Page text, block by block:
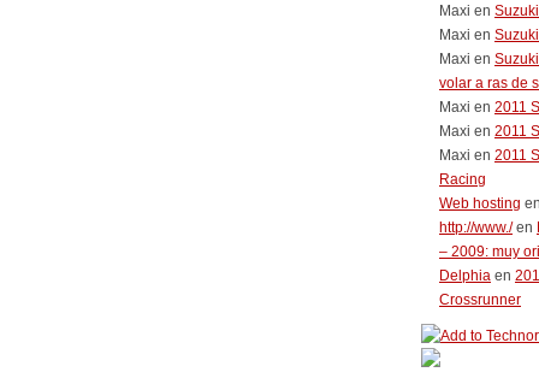
Maxi en
Maxi en
Maxi en
volar a ras de
Maxi en 2011
Maxi en 2011
Maxi en 2011
Racing
Web hosting
http://www./en
– 2009: muy
Delphia en
Crossrunner